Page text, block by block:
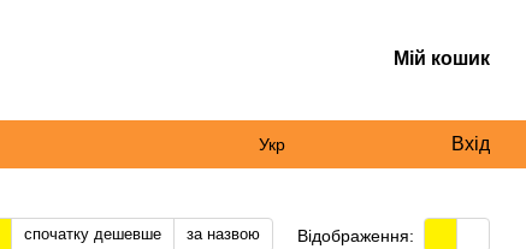
Мій кошик
Укр Вхід
спочатку дешевше за назвою Відображення: